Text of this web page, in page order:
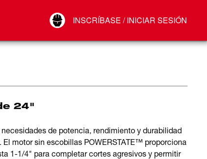
INSCRÍBASE / INICIAR SESIÓN
Conectar
24"
de potencia, rendimiento y durabilidad
motor sin escobillas POWERSTATE™ proporciona
1-1/4" para completar cortes agresivos y permitir